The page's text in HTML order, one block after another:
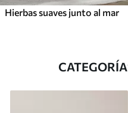
Hierbas suaves junto al mar